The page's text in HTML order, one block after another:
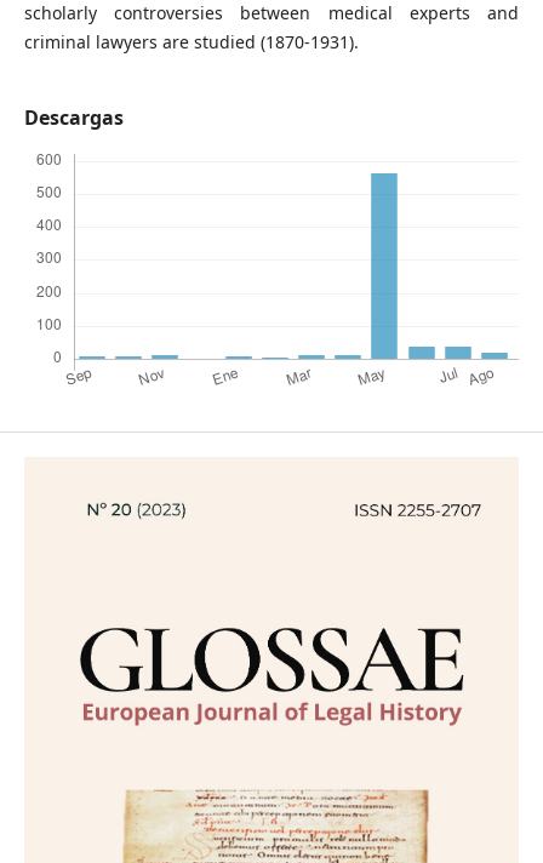
scholarly controversies between medical experts and
criminal lawyers are studied (1870-1931).
Descargas